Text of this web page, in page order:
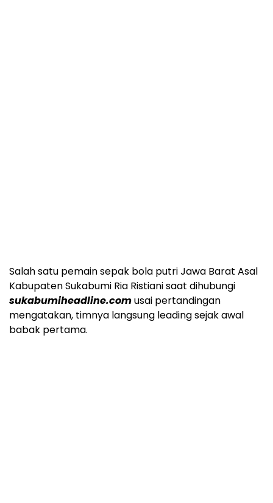
Salah satu pemain sepak bola putri Jawa Barat Asal
Kabupaten Sukabumi Ria Ristiani saat dihubungi
sukabumiheadline.comusai pertandingan
mengatakan, timnya langsung leading sejak awal
babak pertama.